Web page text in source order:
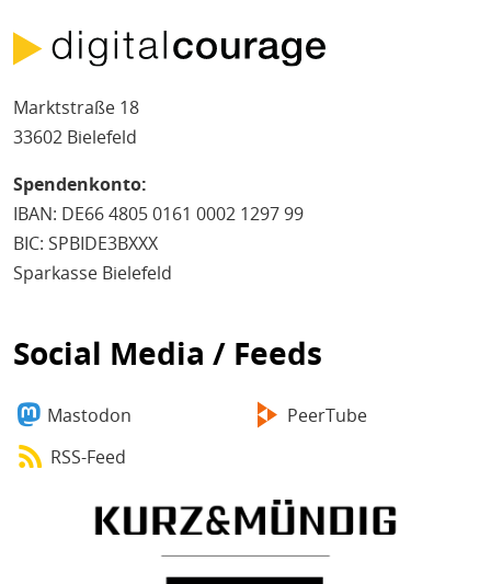
Marktstraße 18
33602 Bielefeld
Spendenkonto:
IBAN: DE66 4805 0161 0002 1297 99
BIC: SPBIDE3BXXX
Sparkasse Bielefeld
Social Media / Feeds
Mastodon
PeerTube
RSS-Feed